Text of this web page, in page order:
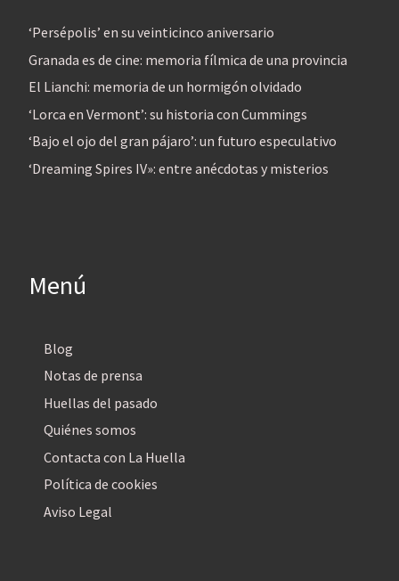
‘Persépolis’ en su veinticinco aniversario
Granada es de cine: memoria fílmica de una provincia
El Lianchi: memoria de un hormigón olvidado
‘Lorca en Vermont’: su historia con Cummings
‘Bajo el ojo del gran pájaro’: un futuro especulativo
‘Dreaming Spires IV»: entre anécdotas y misterios
Menú
Blog
Notas de prensa
Huellas del pasado
Quiénes somos
Contacta con La Huella
Política de cookies
Aviso Legal